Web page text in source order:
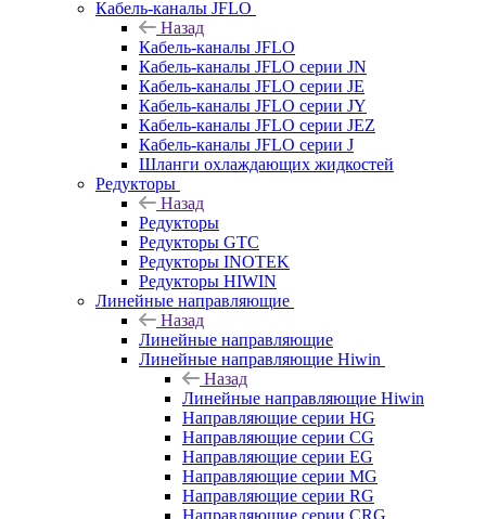
Кабель-каналы JFLO
Назад
Кабель-каналы JFLO
Кабель-каналы JFLO серии JN
Кабель-каналы JFLO серии JE
Кабель-каналы JFLO серии JY
Кабель-каналы JFLO серии JEZ
Кабель-каналы JFLO серии J
Шланги охлаждающих жидкостей
Редукторы
Назад
Редукторы
Редукторы GTC
Редукторы INOTEK
Редукторы HIWIN
Линейные направляющие
Назад
Линейные направляющие
Линейные направляющие Hiwin
Назад
Линейные направляющие Hiwin
Направляющие серии HG
Направляющие серии CG
Направляющие серии EG
Направляющие серии MG
Направляющие серии RG
Направляющие серии CRG